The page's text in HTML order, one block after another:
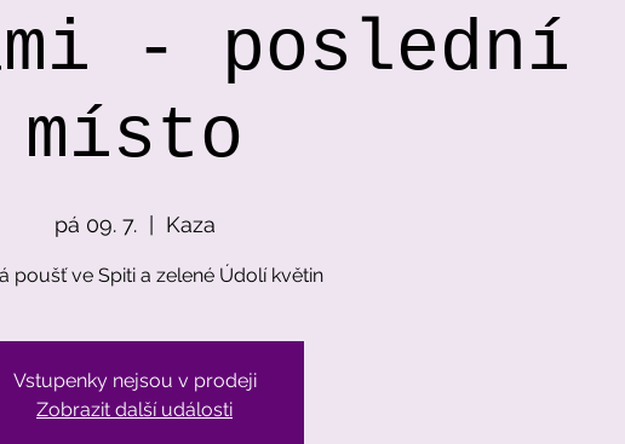
- poslední
místo
pá 09. 7.
  |
Kaza
poušť ve Spiti a zelené Údolí květin
Vstupenky nejsou v prodeji
Zobrazit další události